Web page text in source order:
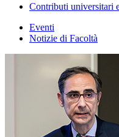
Contributi universitari
Eventi
Notizie di Facoltà